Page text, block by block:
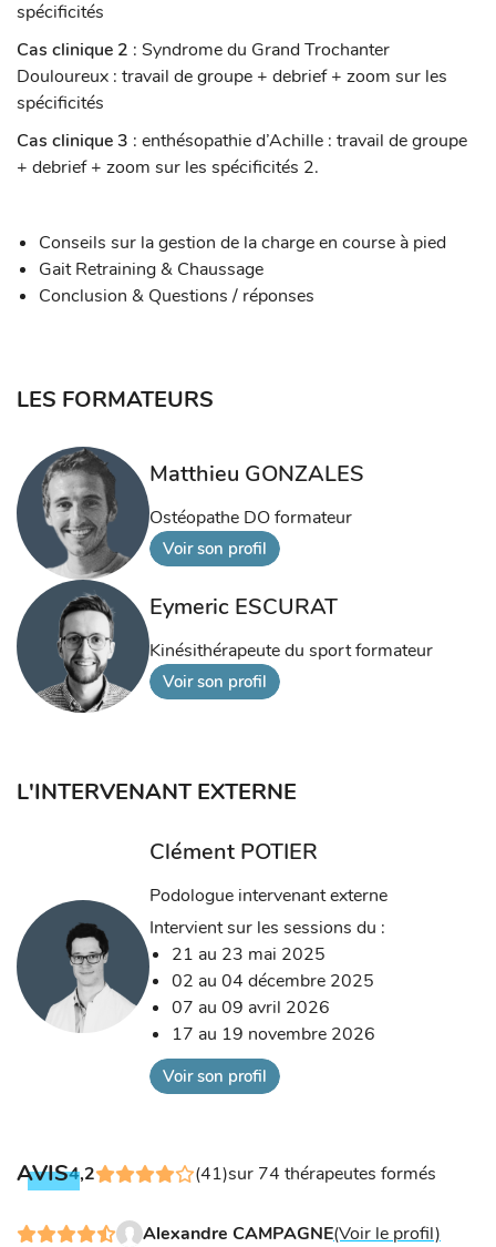
spécificités
Cas clinique 2 : Syndrome du Grand Trochanter
Douloureux : travail de groupe + debrief + zoom sur les
spécificités
Cas clinique 3 : enthésopathie d’Achille : travail de groupe
+ debrief + zoom sur les spécificités 2.
Conseils sur la gestion de la charge en course à pied
Gait Retraining & Chaussage
Conclusion & Questions / réponses
LES FORMATEURS
Matthieu GONZALES
Ostéopathe DO formateur
Voir son profil
Eymeric ESCURAT
Kinésithérapeute du sport formateur
Voir son profil
L'INTERVENANT EXTERNE
Clément POTIER
Podologue intervenant externe
Intervient sur les sessions du :
21 au 23 mai 2025
02 au 04 décembre 2025
07 au 09 avril 2026
17 au 19 novembre 2026
Voir son profil
AVIS4,2 (41)sur 74 thérapeutes formés
Alexandre CAMPAGNE(Voir le profil)